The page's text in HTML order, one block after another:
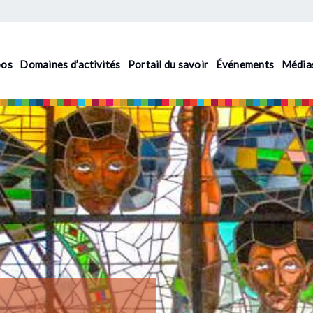
Domaines d’activités Portail du savoir Événements